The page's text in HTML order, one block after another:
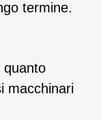
termine.
quanto
macchinari